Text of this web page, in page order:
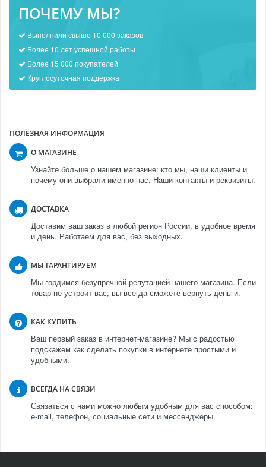
ПОЧЕМУ МЫ?
Выполнили свыше 10 000 заказов
Более 10 лет успешной работы
Более 15 000 покупателей
Круглосуточная поддержка
ПОЛЕЗНАЯ ИНФОРМАЦИЯ
О МАГАЗИНЕ
Узнайте больше о нашем магазине: кто мы, наши клиенты и
почему они выбрали именно нас. Наши контакты и реквизиты.
ДОСТАВКА
Доставим ваш заказ в любой регион России, в удобное время
и день. Работаем для вас, без выходных.
МЫ ГАРАНТИРУЕМ
Мы гордимся безупречной репутацией нашего магазина. Если
товар не устроит вас, вы всегда сможете вернуть деньги.
КАК КУПИТЬ
Ваш первый заказ в интернет-магазине? Мы с радостью
подскажем как сделать покупки в интернете простыми и
удобными.
ВСЕГДА НА СВЯЗИ
Связаться с нами можно любым удобным для вас способом:
e-mail, телефон, социальные сети и мессенджеры.